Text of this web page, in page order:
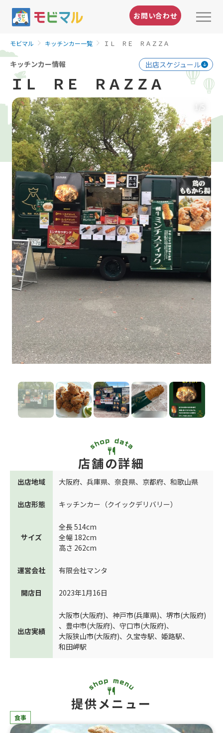
お問い合わせ
モビマル キッチンカー一覧 ＩＬ ＲＥ ＲＡＺＺＡ
キッチンカー情報 出店スケジュール
ＩＬ ＲＥ ＲＡＺＺＡ
/5
店舗の詳細
出店地域 大阪府、 兵庫県、 奈良県、 京都府、 和歌山県
出店形態 キッチンカー（クイックデリバリー）
サイズ
全長 514cm
全幅 182cm
高さ 262cm
運営会社 有限会社マンタ
開店日 2023年1月16日
出店実績
大阪市(大阪府)、 神戸市(兵庫県)、 堺市(大阪府)
、 豊中市(大阪府)、 守口市(大阪府)、
大阪狭山市(大阪府)、 久宝寺駅、 姫路駅、
和田岬駅
提供メニュー
食事